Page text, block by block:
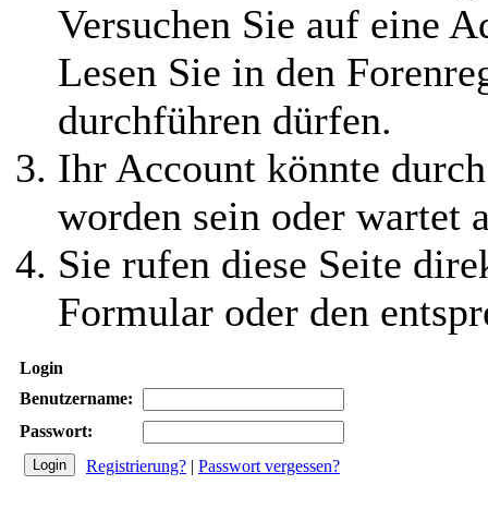
Versuchen Sie auf eine
Lesen Sie in den
durchführen dürfen.
Ihr Account könnte
worden sein oder wartet
Sie rufen diese Seite
Formular oder den
Login
Benutzername:
Passwort:
Registrierung? | Passwort vergessen?